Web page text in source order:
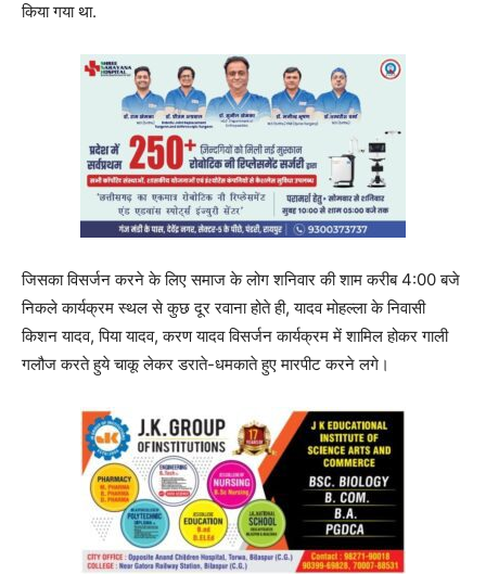
किया गया था.
जिसका विसर्जन करने के लिए समाज के लोग शनिवार की शाम करीब 4:00 बजे
निकले कार्यक्रम स्थल से कुछ दूर रवाना होते ही, यादव मोहल्ला के निवासी
किशन यादव, पिया यादव, करण यादव विसर्जन कार्यक्रम में शामिल होकर गाली
गलौज करते हुये चाकू लेकर डराते-धमकाते हुए मारपीट करने लगे।